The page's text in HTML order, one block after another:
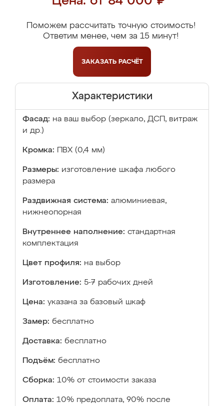
Поможем рассчитать точную стоимость!
Ответим менее, чем за 15 минут!
ЗАКАЗАТЬ РАСЧЁТ
Характеристики
Фасад: на ваш выбор (зеркало, ДСП, витраж
и др.)
Кромка: ПВХ (0,4 мм)
Размеры: изготовление шкафа любого
размера
Раздвижная система: алюминиевая,
нижнеопорная
Внутреннее наполнение: стандартная
комплектация
Цвет профиля: на выбор
Изготовление: 5-7 рабочих дней
Цена: указана за базовый шкаф
Замер: бесплатно
Доставка: бесплатно
Подъём: бесплатно
Сборка: 10% от стоимости заказа
Оплата: 10% предоплата, 90% после